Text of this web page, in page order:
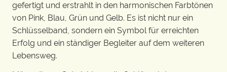
gefertigt und erstrahlt in den harmonischen Farbtönen
von Pink, Blau, Grün und Gelb. Es ist nicht nur ein
Schlüsselband, sondern ein Symbol für erreichten
Erfolg und ein ständiger Begleiter auf dem weiteren
Lebensweg.